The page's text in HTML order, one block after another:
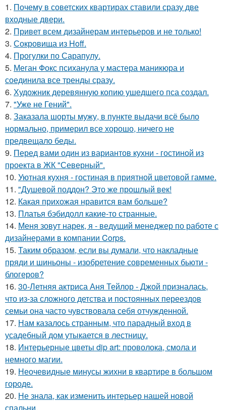
1. Почему в советских квартирах ставили сразу две
входные двери.
2. Привет всем дизайнерам интерьеров и не только!
3. Сокровища из Hoff.
4. Прогулки по Сарапулу.
5. Меган Фокс психанула у мастера маникюра и
соединила все тренды сразу.
6. Художник деревянную копию ушедшего пса создал.
7. "Уже не Гений".
8. Заказала шорты мужу, в пункте выдачи всё было
нормально, примерил все хорошо, ничего не
предвещало беды.
9. Перед вами один из вариантов кухни - гостиной из
проекта в ЖК "Северный".
10. Уютная кухня - гостиная в приятной цветовой гамме.
11. "Душевой поддон? Это же прошлый век!
12. Какая прихожая нравится вам больше?
13. Платья бэбидолл какие-то странные.
14. Меня зовут нарек, я - ведущий менеджер по работе с
дизайнерами в компании Corps.
15. Таким образом, если вы думали, что накладные
пряди и шиньоны - изобретение современных бьюти -
блогеров?
16. 30-Летняя актриса Аня Тейлор - Джой призналась,
что из-за сложного детства и постоянных переездов
семьи она часто чувствовала себя отчужденной.
17. Нам казалось странным, что парадный вход в
усадебный дом утыкается в лестницу.
18. Интерьерные цветы dip art: проволока, смола и
немного магии.
19. Неочевидные минусы жихни в квартире в большом
городе.
20. Не знала, как изменить интерьер нашей новой
спальни.